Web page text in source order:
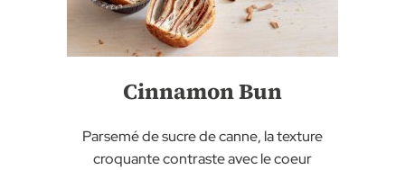
Cinnamon Bun
Parsemé de sucre de canne, la texture
croquante contraste avec le coeur